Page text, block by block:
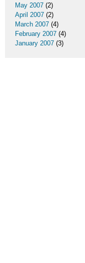
May 2007 (2)
April 2007 (2)
March 2007 (4)
February 2007 (4)
January 2007 (3)